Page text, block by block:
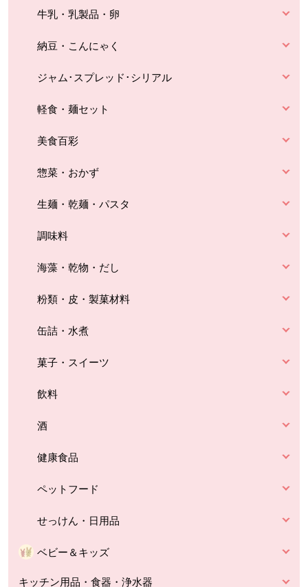
牛乳・乳製品・卵
納豆・こんにゃく
ジャム･スプレッド･シリアル
軽食・麺セット
美食百彩
惣菜・おかず
生麺・乾麺・パスタ
調味料
海藻・乾物・だし
粉類・皮・製菓材料
缶詰・水煮
菓子・スイーツ
飲料
酒
健康食品
ペットフード
せっけん・日用品
ベビー＆キッズ
キッチン用品・食器・浄水器